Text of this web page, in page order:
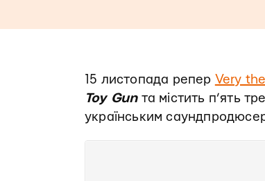
15 листопада репер Very
Toy Gunта містить п’ять
українським